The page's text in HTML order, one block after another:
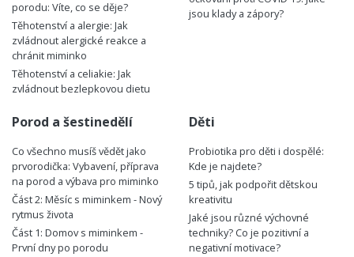
porodu: Víte, co se děje?
Těhotenství a alergie: Jak
zvládnout alergické reakce a
chránit miminko
Těhotenství a celiakie: Jak
zvládnout bezlepkovou dietu
jsou klady a zápory?
Porod a šestinedělí
Co všechno musíš vědět jako
prvorodička: Vybavení, příprava
na porod a výbava pro miminko
Část 2: Měsíc s miminkem - Nový
rytmus života
Část 1: Domov s miminkem -
První dny po porodu
Děti
Probiotika pro děti i dospělé:
Kde je najdete?
5 tipů, jak podpořit dětskou
kreativitu
Jaké jsou různé výchovné
techniky? Co je pozitivní a
negativní motivace?